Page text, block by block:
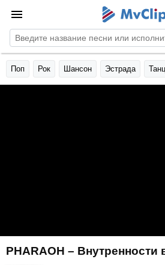
Поп Рок Шансон Эстрада
PHARAOH – Внутренности